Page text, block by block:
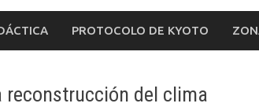
PROTOCOLO DE KYOTO
reconstrucción del clima